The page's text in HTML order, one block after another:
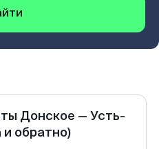
Донское — Усть-
и обратно)